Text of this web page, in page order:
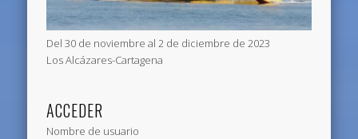
Del 30 de noviembre al 2 de diciembre de 2023
Los Alcázares-Cartagena
ACCEDER
Nombre de usuario